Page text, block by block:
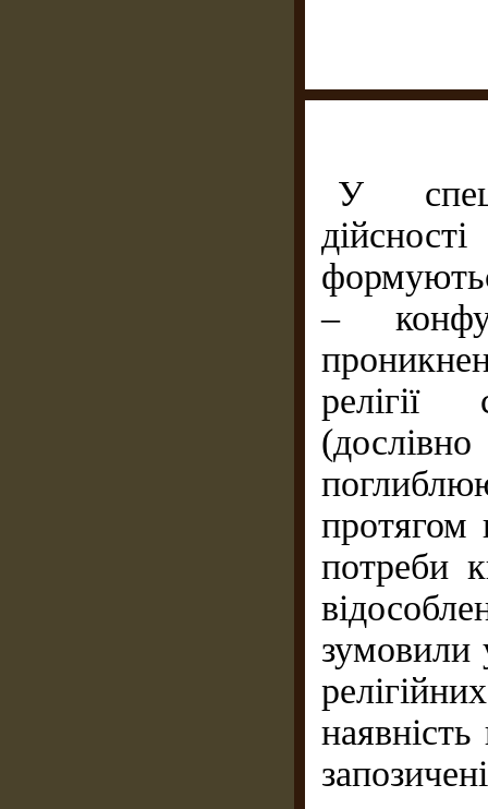
У
–
релігії
протягом
потреби
зумовили